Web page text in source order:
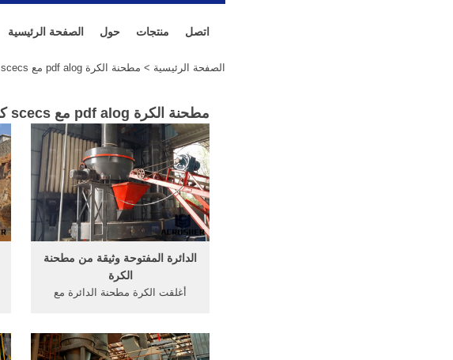
الصفحة الرئيسية حول منتجات اتصل
الصفحة الرئيسية > مطحنة الكرة pdf alog مع scecs كاملة
مطحنة الكرة pdf alog مع scecs كاملة المقدمة(
الدائرة المفتوحة وثيقة من مطحنة
الكرة
أغلقت الكرة مطحنة الدائرة مع
حمولة viedio من مطحنة الكرة